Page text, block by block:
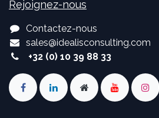
Rejoignez-nous
Contactez-nous
sales@idealisconsulting.com
+32 (0) 10 39 88 33